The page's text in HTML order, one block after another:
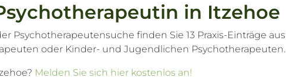
in Itzehoe
Psychotherapeutensuche finden Sie 13 Praxis-Einträge aus
oder Kinder- und Jugendlichen Psychotherapeuten.
Melden Sie sich hier kostenlos an!